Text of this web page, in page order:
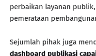
perbaikan layanan
pemerataan
Sejumlah pihak juga
dashboard publikasi